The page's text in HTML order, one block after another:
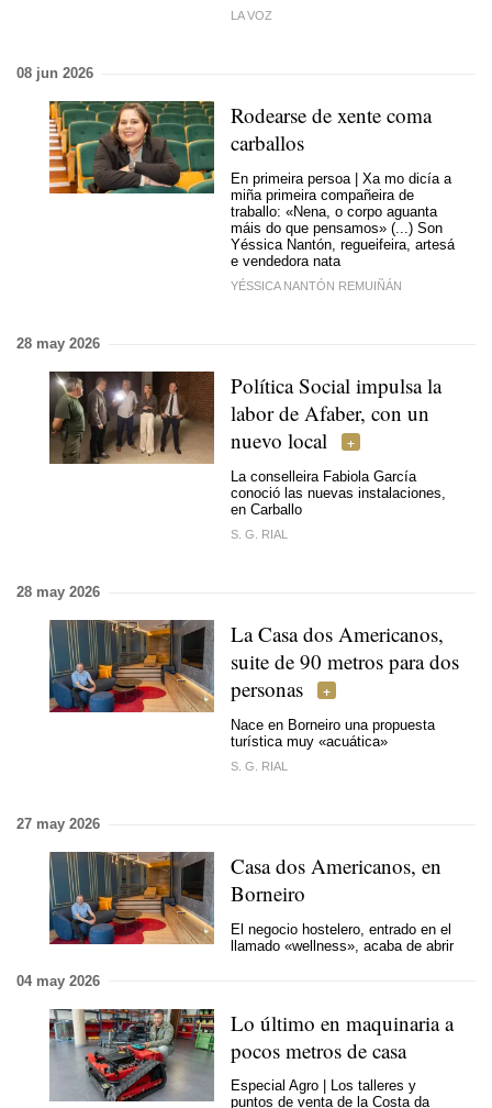
LA VOZ
08 jun 2026
Rodearse de xente coma
carballos
En primeira persoa | Xa mo dicía a
miña primeira compañeira de
traballo: «Nena, o corpo aguanta
máis do que pensamos» (...) Son
Yéssica Nantón, regueifeira, artesá
e vendedora nata
YÉSSICA NANTÓN REMUIÑÁN
28 may 2026
Política Social impulsa la
labor de Afaber, con un
nuevo local
La conselleira Fabiola García
conoció las nuevas instalaciones,
en Carballo
S. G. RIAL
28 may 2026
La Casa dos Americanos,
suite de 90 metros para dos
personas
Nace en Borneiro una propuesta
turística muy «acuática»
S. G. RIAL
27 may 2026
Casa dos Americanos, en
Borneiro
El negocio hostelero, entrado en el
llamado «wellness», acaba de abrir
04 may 2026
Lo último en maquinaria a
pocos metros de casa
Especial Agro | Los talleres y
puntos de venta de la Costa da